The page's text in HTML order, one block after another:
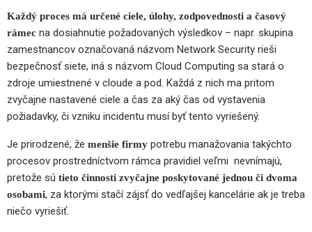
Každý proces má určené ciele, úlohy, zodpovednosti a časový
rámec na dosiahnutie požadovaných výsledkov – napr. skupina
zamestnancov označovaná názvom Network Security rieši
bezpečnosť siete, iná s názvom Cloud Computing sa stará o
zdroje umiestnené v cloude a pod. Každá z nich ma pritom
zvyčajne nastavené ciele a čas za aký čas od vystavenia
požiadavky, či vzniku incidentu musí byť tento vyriešený.
Je prirodzené, že menšie firmy potrebu manažovania takýchto
procesov prostredníctvom rámca pravidiel veľmi nevnímajú,
pretože sú tieto činnosti zvyčajne poskytované jednou či dvoma
osobami, za ktorými stačí zájsť do vedľajšej kancelárie ak je treba
niečo vyriešiť.